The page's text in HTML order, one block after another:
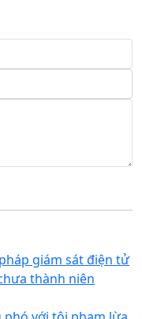
giám sát điện tử
thành niên